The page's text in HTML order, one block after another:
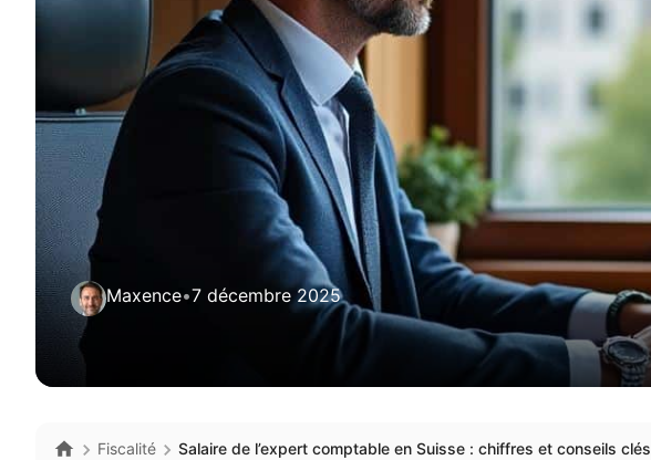
Maxence•7 décembre 2025
Fiscalité Salaire de l’expert comptable en Suisse : chiffres et conseils clés